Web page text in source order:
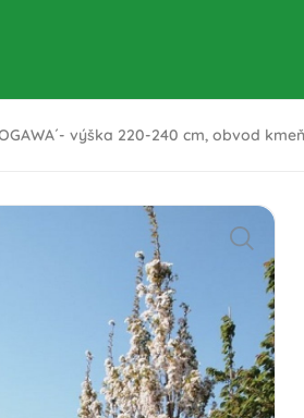
výška 220-240 cm, obvod